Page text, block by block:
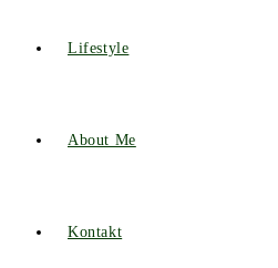
Lifestyle
About Me
Kontakt